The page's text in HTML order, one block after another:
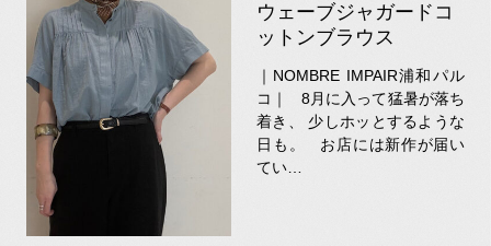
ウェーブジャガードコ
ットンブラウス
｜NOMBRE IMPAIR浦和パル
コ｜ 8月に入って猛暑が落ち
着き、 少しホッとするような
日も。 お店には新作が届い
てい…